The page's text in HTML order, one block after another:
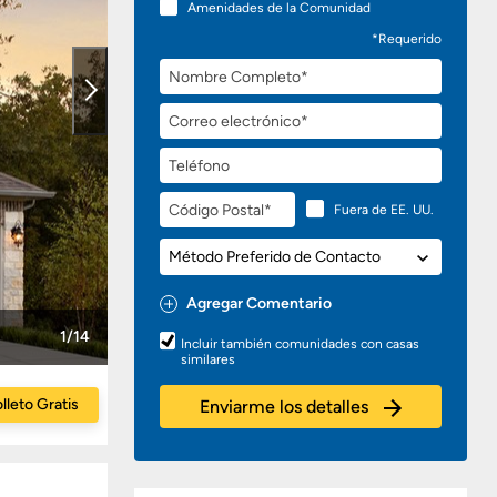
Amenidades de la Comunidad
*Requerido
Nombre
Completo
Correo
electrónico
Teléfono
Código
Postal
Fuera de EE. UU.
Método
Preferido
de
Contacto
Agregar Comentario
Preguntas
o
Comentarios
Incluir también comunidades con casas
similares
Enviarme los detalles
1/14
Gratis